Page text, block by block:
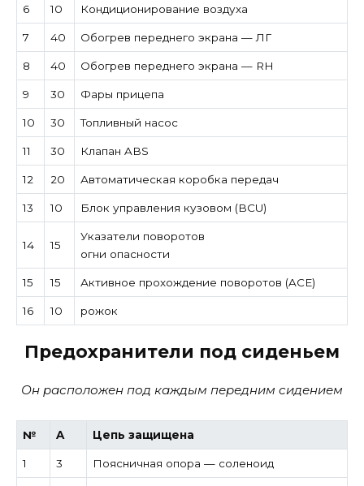
6 10 Кондиционирование воздуха
7 40 Обогрев переднего экрана — ЛГ
8 40 Обогрев переднего экрана — RH
9 30 Фары прицепа
10 30 Топливный насос
11 30 Клапан ABS
12 20 Автоматическая коробка передач
13 10 Блок управления кузовом (BCU)
14 15
Указатели поворотов
огни опасности
15 15 Активное прохождение поворотов (ACE)
16 10 рожок
Предохранители под сиденьем
Он расположен под каждым передним сидением
№ A Цепь защищена
1 3 Поясничная опора — соленоид